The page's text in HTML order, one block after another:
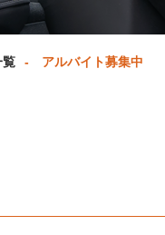
覧 アルバイト募集中